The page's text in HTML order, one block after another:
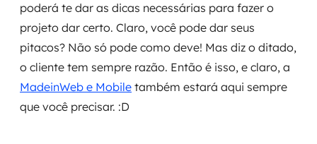
poderá te dar as dicas necessárias para fazer o
projeto dar certo. Claro, você pode dar seus
pitacos? Não só pode como deve! Mas diz o ditado,
o cliente tem sempre razão. Então é isso, e claro, a
MadeinWeb e Mobile também estará aqui sempre
que você precisar. :D